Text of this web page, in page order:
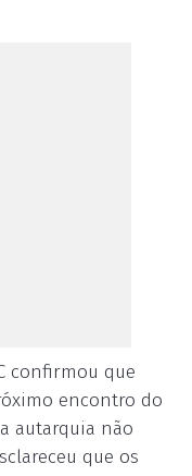
confirmou que
encontro do
autarquia não
que os